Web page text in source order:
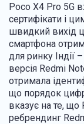
Poco X4 Pro 5G
сертифікати і
швидкий вихід
смартфона
для ринку Індії
версія Redmi
отримала
що порядок
вказує на те, що
ребрендинг